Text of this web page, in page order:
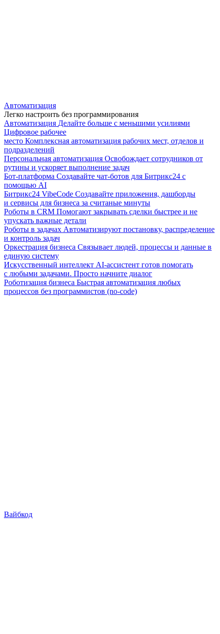
Автоматизация
Легко настроить без программирования
Автоматизация Делайте больше с меньшими усилиями
Цифровое рабочее
место Комплексная автоматизация рабочих мест, отделов и
подразделений
Персональная автоматизация Освобождает сотрудников от
рутины и ускоряет выполнение задач
Бот-платформа Создавайте чат-ботов для Битрикс24 с
помощью AI
Битрикс24 VibeCode Создавайте приложения, дашборды
и сервисы для бизнеса за считаные минуты
Роботы в CRM Помогают закрывать сделки быстрее и не
упускать важные детали
Роботы в задачах Автоматизируют постановку, распределение
и контроль задач
Оркестрация бизнеса Связывает людей, процессы и данные в
единую систему
Искусственный интеллект AI-ассистент готов помогать
с любыми задачами. Просто начните диалог
Роботизация бизнеса Быстрая автоматизация любых
процессов без программистов (no-code)
Вайбкод